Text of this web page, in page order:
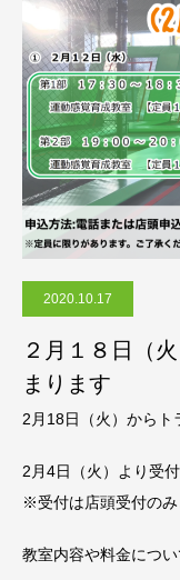
2020.10.17
２月１８日（
まります
2月18日（火）からト
2月4日（火）より受
※受付は店頭受付のみ
教室内容や料金につ